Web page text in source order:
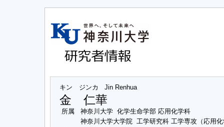
キン ジンカ Jin Renhua
金 仁華
所属
神奈川大学 化学生命学部 応用化学科
神奈川大学大学院 工学研究科 工学専攻（応用